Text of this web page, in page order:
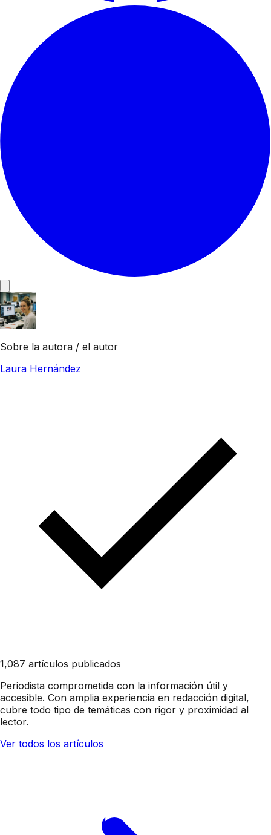
Sobre la autora / el autor
Laura Hernández
1,087 artículos publicados
Periodista comprometida con la información útil y
accesible. Con amplia experiencia en redacción digital,
cubre todo tipo de temáticas con rigor y proximidad al
lector.
Ver todos los artículos